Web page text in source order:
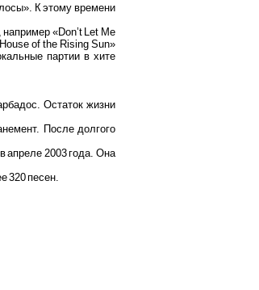
К этому времени
«Don’t Let Me
of the Rising Sun»
партии в хите
Остаток жизни
После долгого
апреле 2003 года. Она
320 песен.